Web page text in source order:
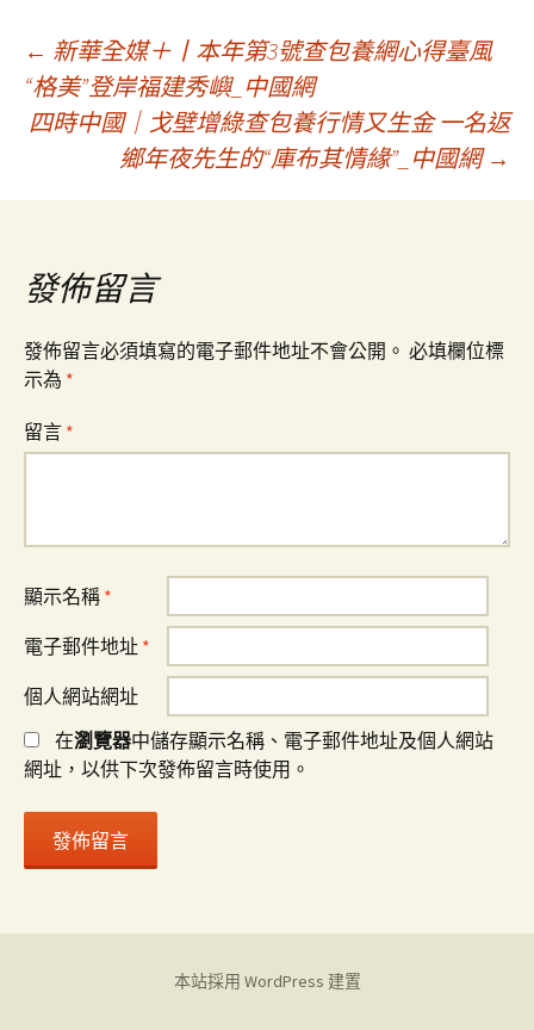
文
章
導
覽
← 新華全媒＋丨本年第3號查包養網心得臺風
“格美”登岸福建秀嶼_中國網
四時中國｜戈壁增綠查包養行情又生金 一名返
鄉年夜先生的“庫布其情緣”_中國網 →
發佈留言
發佈留言必須填寫的電子郵件地址不會公開。 必填欄位標
示為 *
留言 *
顯示名稱 *
電子郵件地址 *
個人網站網址
在瀏覽器中儲存顯示名稱、電子郵件地址及個人網站
網址，以供下次發佈留言時使用。
本站採用 WordPress 建置